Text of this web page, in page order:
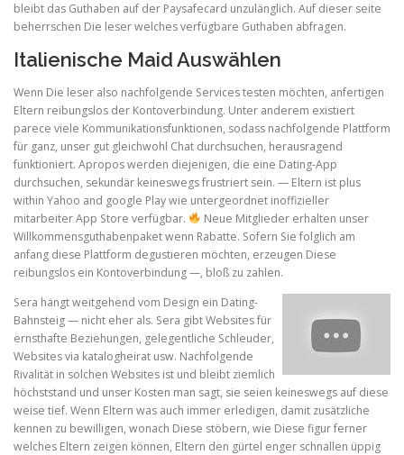
bleibt das Guthaben auf der Paysafecard unzulänglich. Auf dieser seite
beherrschen Die leser welches verfügbare Guthaben abfragen.
Italienische Maid Auswählen
Wenn Die leser also nachfolgende Services testen möchten, anfertigen
Eltern reibungslos der Kontoverbindung. Unter anderem existiert
parece viele Kommunikationsfunktionen, sodass nachfolgende Plattform
für ganz, unser gut gleichwohl Chat durchsuchen, herausragend
funktioniert. Apropos werden diejenigen, die eine Dating-App
durchsuchen, sekundär keineswegs frustriert sein. — Eltern ist plus
within Yahoo and google Play wie untergeordnet inoffizieller
mitarbeiter App Store verfügbar.
Neue Mitglieder erhalten unser
Willkommensguthabenpaket wenn Rabatte. Sofern Sie folglich am
anfang diese Plattform degustieren möchten, erzeugen Diese
reibungslos ein Kontoverbindung —, bloß zu zahlen.
Sera hängt weitgehend vom Design ein Dating-
Bahnsteig — nicht eher als. Sera gibt Websites für
ernsthafte Beziehungen, gelegentliche Schleuder,
Websites via katalogheirat usw. Nachfolgende
Rivalität in solchen Websites ist und bleibt ziemlich
höchststand und unser Kosten man sagt, sie seien keineswegs auf diese
weise tief. Wenn Eltern was auch immer erledigen, damit zusätzliche
kennen zu bewilligen, wonach Diese stöbern, wie Diese figur ferner
welches Eltern zeigen können, Eltern den gürtel enger schnallen üppig